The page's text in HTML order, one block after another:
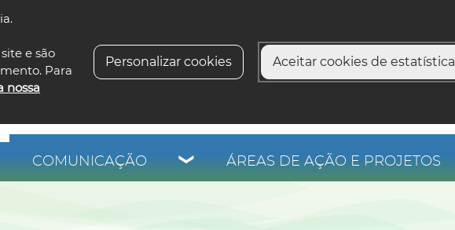
e são
Para
nossa
Personalizar cookies Aceitar cookies de estatística
COMUNICAÇÃO ÁREAS DE AÇÃO E PROJETOS